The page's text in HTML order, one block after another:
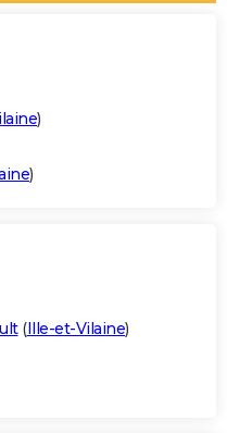
)
)
(Ille-et-Vilaine)